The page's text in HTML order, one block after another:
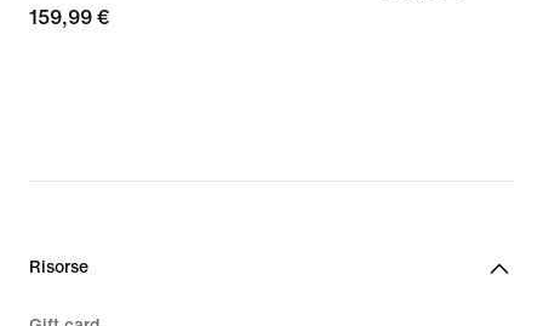
159,99
159,99 €
Risorse